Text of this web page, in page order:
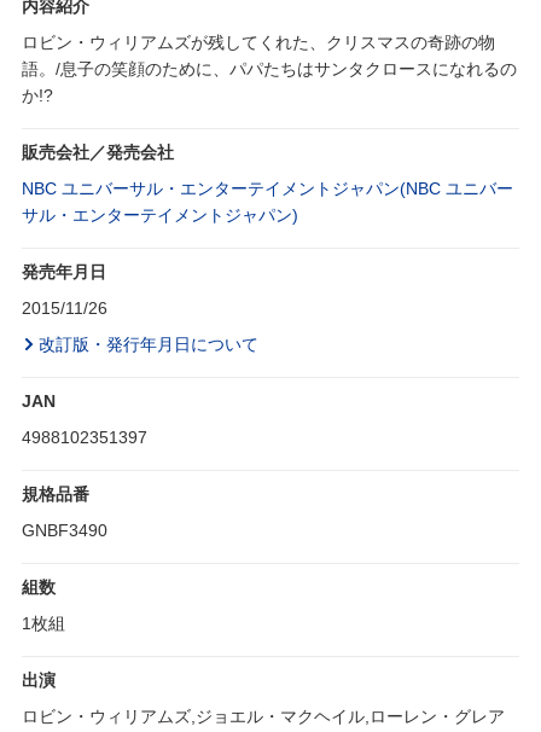
内容紹介
ロビン・ウィリアムズが残してくれた、クリスマスの奇跡の物
語。/息子の笑顔のために、パパたちはサンタクロースになれるの
か!?
販売会社／発売会社
NBC ユニバーサル・エンターテイメントジャパン(NBC ユニバー
サル・エンターテイメントジャパン)
発売年月日
2015/11/26
改訂版・発行年月日について
JAN
4988102351397
規格品番
GNBF3490
組数
1枚組
出演
ロビン・ウィリアムズ,ジョエル・マクヘイル,ローレン・グレア